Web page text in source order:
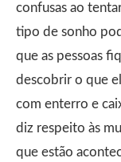
confusas ao
tipo de sonho
que as pessoas
descobrir o que
com enterro e
diz respeito às
que estão